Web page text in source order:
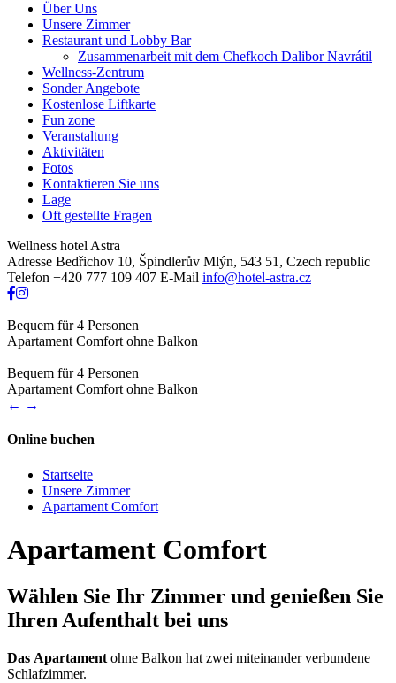
Über Uns
Unsere Zimmer
Restaurant und Lobby Bar
Zusammenarbeit mit dem Chefkoch Dalibor Navrátil
Wellness-Zentrum
Sonder Angebote
Kostenlose Liftkarte
Fun zone
Veranstaltung
Aktivitäten
Fotos
Kontaktieren Sie uns
Lage
Oft gestellte Fragen
Wellness hotel Astra
Adresse Bedřichov 10, Špindlerův Mlýn, 543 51, Czech republic
Telefon +420 777 109 407 E-Mail info@hotel-astra.cz
Bequem für 4 Personen
Apartament Comfort ohne Balkon
Bequem für 4 Personen
Apartament Comfort ohne Balkon
← →
Online buchen
SchließenStartseite
Unsere Zimmer
Apartament Comfort
Apartament Comfort
Wählen Sie Ihr Zimmer und genießen Sie
Ihren Aufenthalt bei uns
Das Apartament ohne Balkon hat zwei miteinander verbundene
Schlafzimmer.